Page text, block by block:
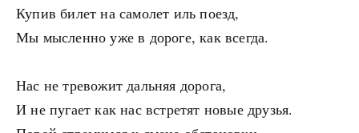
Купив билет на самолет иль поезд,
Мы мысленно уже в дороге, как всегда.
Нас не тревожит дальняя дорога,
И не пугает как нас встретят новые друзья.